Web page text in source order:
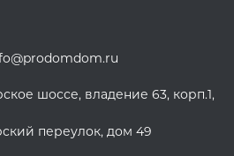
шоссе, владение 63, корп.1,
переулок, дом 49